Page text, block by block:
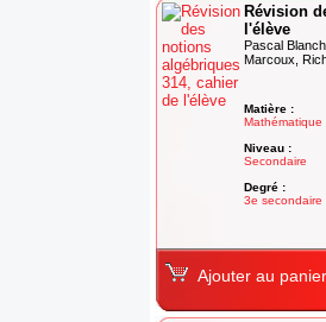
Révision
l'élève
Pascal
Marcoux,
Matière :
Mathématique
Niveau :
Secondaire
Degré :
3e secondaire
Ajouter au panier